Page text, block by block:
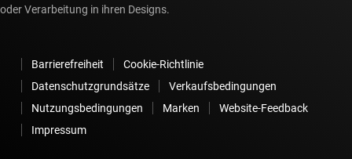
oder Verarbeitung in ihren Designs.
Barrierefreiheit
Cookie-Richtlinie
Datenschutzgrundsätze
Verkaufsbedingungen
Nutzungsbedingungen
Marken
Website-Feedback
Impressum